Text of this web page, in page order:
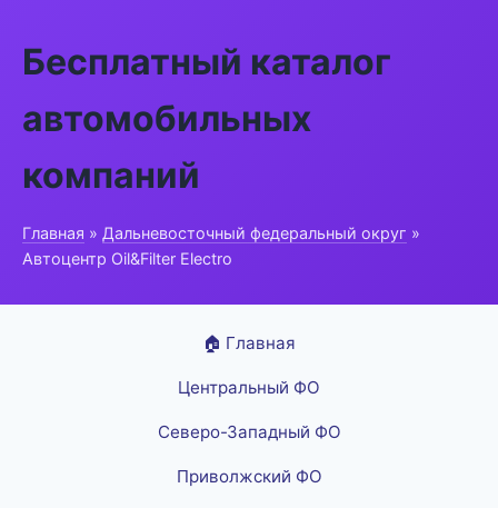
Бесплатный каталог
автомобильных
компаний
Главная » Дальневосточный федеральный округ »
Автоцентр Oil&Filter Electro
🏠 Главная
Центральный ФО
Северо-Западный ФО
Приволжский ФО